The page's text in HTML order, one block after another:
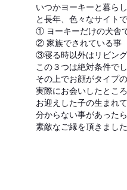
いつかヨーキーと暮ら
と長年、色々なサイト
① ヨーキーだけの犬舎
② 家族でされている事
③寝る時以外はリビン
この３つは絶対条件でし
その上でお顔がタイプ
実際にお会いしたとこ
お迎えした子の生まれ
分からない事があった
素敵なご縁を頂きました